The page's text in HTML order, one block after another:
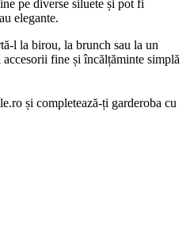
pe diverse siluete și pot fi
elegante.
l la birou, la brunch sau la un
fine și încălțăminte simplă
și completează-ți garderoba cu